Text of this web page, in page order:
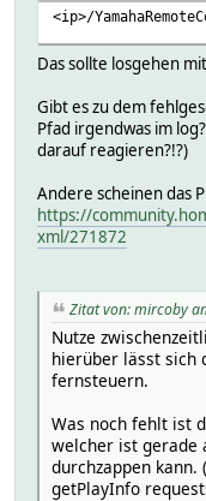
<ip>/
Das sollte losgehen
Gibt es zu dem
Pfad irgendwas im
darauf reagieren?!?)
Andere scheinen das
https://
xml/271872
Zitat von: mircoby
Nutze
hierüber lässt sich
fernsteuern.
Was noch fehlt ist
welcher ist gerade
durchzappen
getPlayInfo